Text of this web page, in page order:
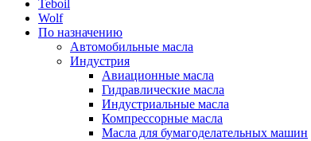
Teboil
Wolf
По назначению
Автомобильные масла
Индустрия
Авиационные масла
Гидравлические масла
Индустриальные масла
Компрессорные масла
Масла для бумагоделательных машин